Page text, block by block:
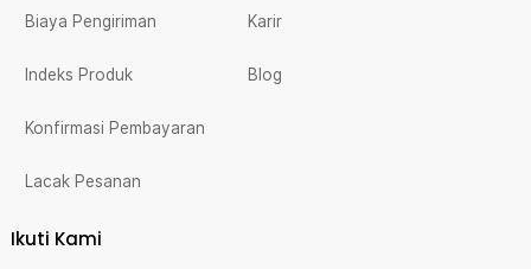
Biaya Pengiriman
Indeks Produk
Konfirmasi Pembayaran
Lacak Pesanan
Karir
Blog
Ikuti Kami